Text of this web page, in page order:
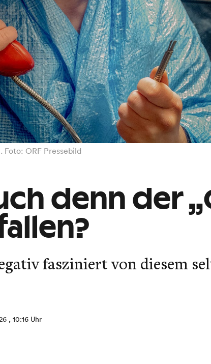
ORF Pressebild
denn der
fasziniert von diesem
, 10:16 Uhr